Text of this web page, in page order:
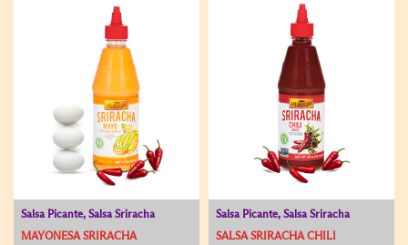
Salsa Picante, Salsa Sriracha
MAYONESA SRIRACHA
Salsa Picante, Salsa Sriracha
SALSA SRIRACHA CHILI